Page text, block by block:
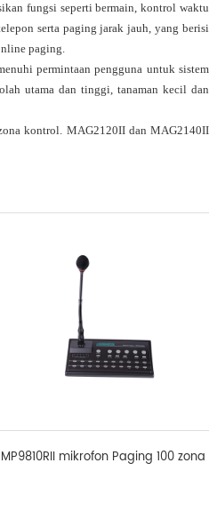
fungsi seperti bermain, kontrol waktu
serta paging jarak jauh, yang berisi
paging.
permintaan pengguna untuk sistem
utama dan tinggi, tanaman kecil dan
kontrol. MAG2120II dan MAG2140II
MP9810RII mikrofon Paging 100 zona